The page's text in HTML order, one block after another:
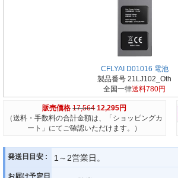
CFLYAI D01016 電池
製品番号 21LJ102_Oth
全国一律送料780円
販売価格 17,564 12,295円
（送料・手数料の合計金額は、「ショッピングカ
ート」にてご確認いただけます。）
発送日目安 : 1～2営業日。